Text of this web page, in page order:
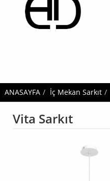
ANASAYFA İç Mekan Sarkıt
Vita Sarkıt